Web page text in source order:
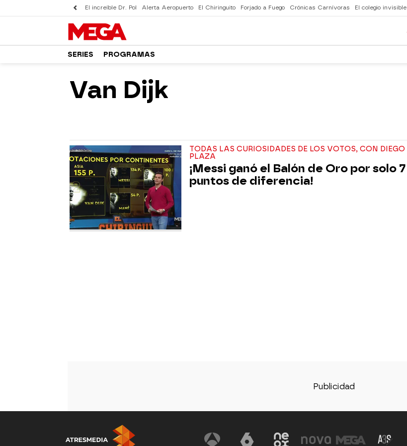
El increíble Dr. Pol Alerta Aeropuerto El Chiringuito Forjado a Fuego Crónicas Carnívoras El colegio invisible
SERIES PROGRAMAS
Van Dijk
TODAS LAS CURIOSIDADES DE LOS VOTOS, CON DIEGO
PLAZA
¡Messi ganó el Balón de Oro por solo 7
puntos de diferencia!